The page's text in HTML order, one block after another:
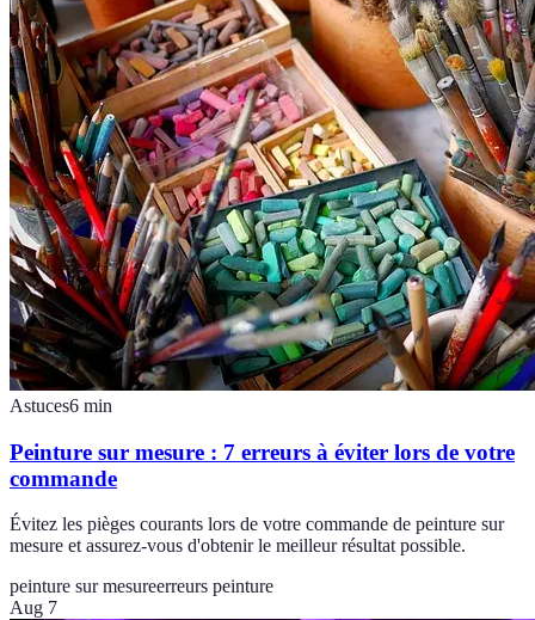
Astuces6 min
Peinture sur mesure : 7 erreurs à éviter lors de votre
commande
Évitez les pièges courants lors de votre commande de peinture sur
mesure et assurez-vous d'obtenir le meilleur résultat possible.
peinture sur mesureerreurs peinture
Aug 7